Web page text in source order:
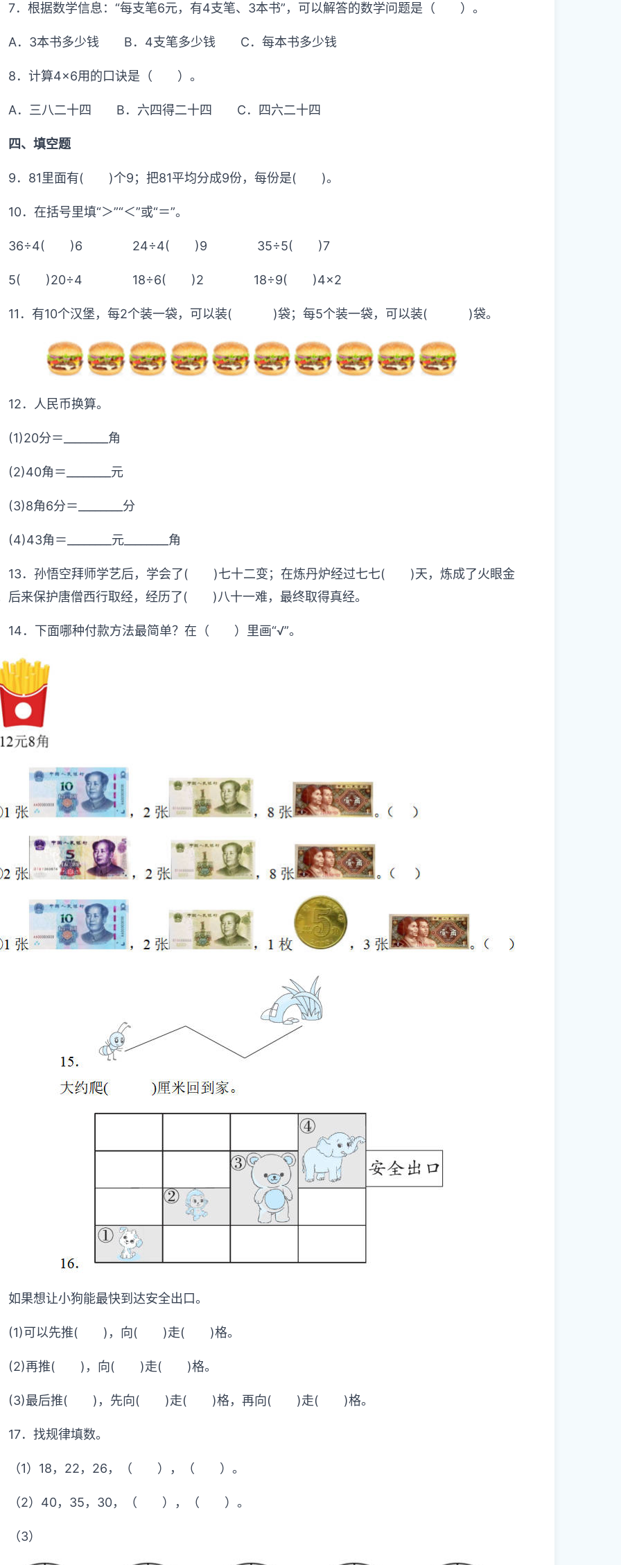
7．根据数学信息：“每支笔6元，有4支笔、3本书”，可以解答的数学问题是（ ）。
A．3本书多少钱 B．4支笔多少钱 C．每本书多少钱
8．计算4×6用的口诀是（ ）。
A．三八二十四 B．六四得二十四 C．四六二十四
四、填空题
9．81里面有( )个9；把81平均分成9份，每份是( )。
10．在括号里填“＞”“＜”或“＝”。
36÷4( )6 24÷4( )9 35÷5( )7
5( )20÷4 18÷6( )2 18÷9( )4×2
11．有10个汉堡，每2个装一袋，可以装( )袋；每5个装一袋，可以装( )袋。
12．人民币换算。
(1)20分＝________角
(2)40角＝________元
(3)8角6分＝________分
(4)43角＝________元________角
13．孙悟空拜师学艺后，学会了( )七十二变；在炼丹炉经过七七( )天，炼成了火眼金
后来保护唐僧西行取经，经历了( )八十一难，最终取得真经。
14．下面哪种付款方法最简单？在（ ）里画“√”。
如果想让小狗能最快到达安全出口。
(1)可以先推( )，向( )走( )格。
(2)再推( )，向( )走( )格。
(3)最后推( )，先向( )走( )格，再向( )走( )格。
17．找规律填数。
（1）18，22，26，（ ），（ ）。
（2）40，35，30，（ ），（ ）。
（3）